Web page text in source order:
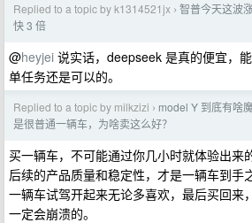
Replied to a topic by k1314521jx › 智普今天这波
快 3 倍
@heyjei 说实话，deepseek 是真的便宜，
单任务还是可以的。
Replied to a topic by milkzizi › model Y 到底有啥
是很普通一辆车，为啥卖这么好？
买一辆车，不可能通过你几小时就体验出来的
后续的产品质量和稳定性，才是一辆车到手
一辆车试驾开起来无论多喜欢，最后买回来
一定会崩溃的。